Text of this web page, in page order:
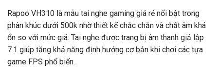
Rapoo VH310 là mẫu tai nghe gaming giá rẻ nổi bật trong
phân khúc dưới 500k nhờ thiết kế chắc chắn và chất âm khá
ổn so với mức giá. Tai nghe được trang bị âm thanh giả lập
7.1 giúp tăng khả năng định hướng cơ bản khi chơi các tựa
game FPS phổ biến.